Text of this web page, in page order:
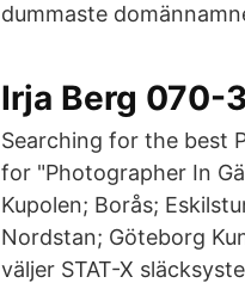
dummaste
Irja Berg 070-
Searching for the best
for "Photographer In
Kupolen; Borås;
Nordstan; Göteborg
väljer STAT-X